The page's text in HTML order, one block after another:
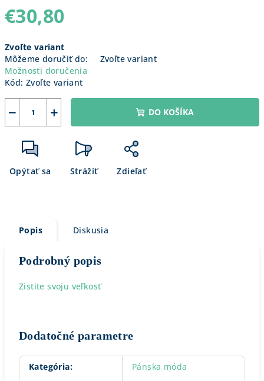
€30,80
cena:
Zvoľte variant
Môžeme doručiť do:
Zvoľte variant
Možnosti doručenia
Kód: Zvoľte variant
+
− DO KOŠÍKA
Opýtať sa Strážiť Zdieľať
Popis Diskusia
Podrobný popis
Zistite svoju veľkosť
Dodatočné parametre
Kategória:
Pánska móda